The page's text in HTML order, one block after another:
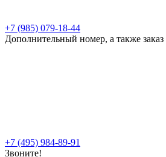
+7 (985) 079-18-44
Дополнительный номер, а также
+7 (495) 984-89-91
Звоните!